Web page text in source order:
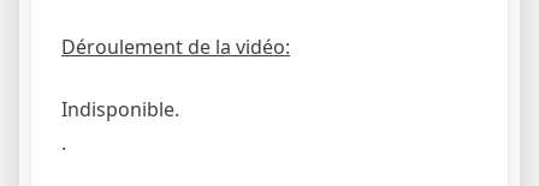
Déroulement de la vidéo:
Indisponible.
.